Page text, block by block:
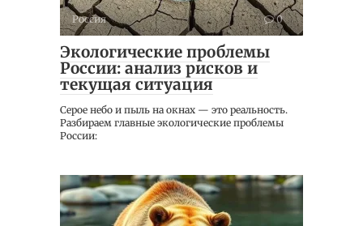
Россия 0
Экологические проблемы
России: анализ рисков и
текущая ситуация
Серое небо и пыль на окнах — это реальность.
Разбираем главные экологические проблемы
России: